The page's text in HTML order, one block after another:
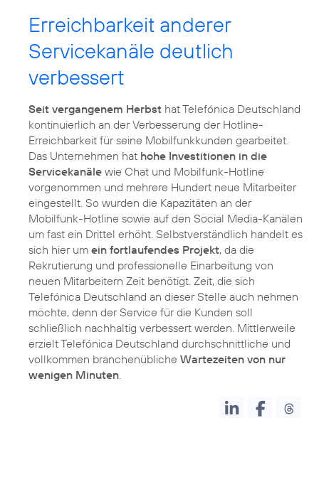
Erreichbarkeit anderer
Servicekanäle deutlich
verbessert
Seit vergangenem Herbst hat Telefónica Deutschland
kontinuierlich an der Verbesserung der Hotline-
Erreichbarkeit für seine Mobilfunkkunden gearbeitet.
Das Unternehmen hat hohe Investitionen in die
Servicekanäle wie Chat und Mobilfunk-Hotline
vorgenommen und mehrere Hundert neue Mitarbeiter
eingestellt. So wurden die Kapazitäten an der
Mobilfunk-Hotline sowie auf den Social Media-Kanälen
um fast ein Drittel erhöht. Selbstverständlich handelt es
sich hier um ein fortlaufendes Projekt, da die
Rekrutierung und professionelle Einarbeitung von
neuen Mitarbeitern Zeit benötigt. Zeit, die sich
Telefónica Deutschland an dieser Stelle auch nehmen
möchte, denn der Service für die Kunden soll
schließlich nachhaltig verbessert werden. Mittlerweile
erzielt Telefónica Deutschland durchschnittliche und
vollkommen branchenübliche Wartezeiten von nur
wenigen Minuten